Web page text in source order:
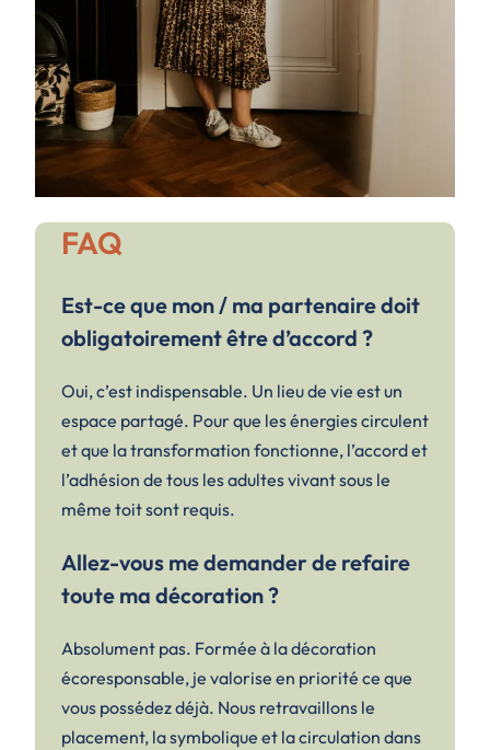
FAQ
Est-ce que mon / ma partenaire doit
obligatoirement être d’accord ?
Oui, c’est indispensable. Un lieu de vie est un
espace partagé. Pour que les énergies circulent
et que la transformation fonctionne, l’accord et
l’adhésion de tous les adultes vivant sous le
même toit sont requis.
Allez-vous me demander de refaire
toute ma décoration ?
Absolument pas. Formée à la décoration
écoresponsable, je valorise en priorité ce que
vous possédez déjà. Nous retravaillons le
placement, la symbolique et la circulation dans